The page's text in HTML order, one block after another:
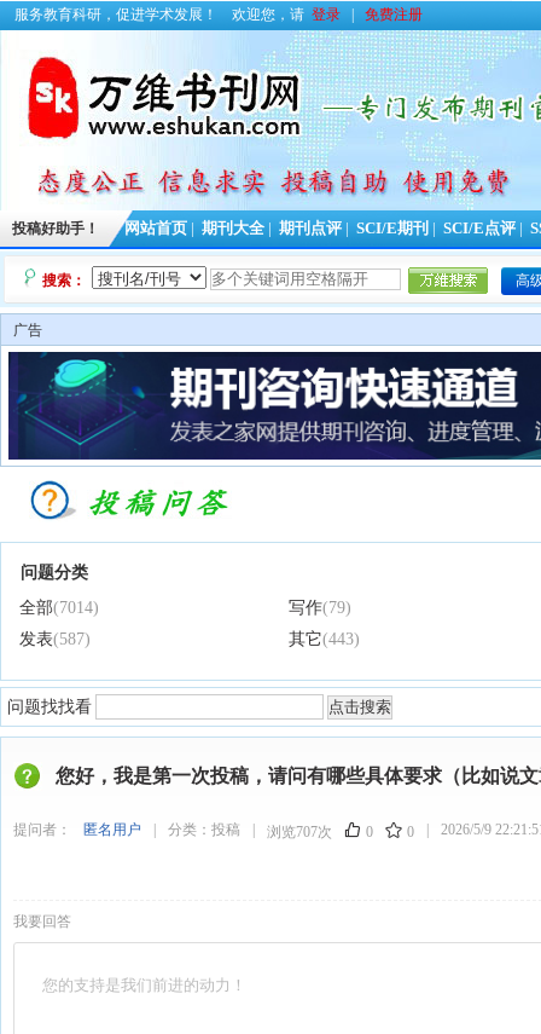
服务教育科研，促进学术发展！ 欢迎您，请 登录 免费注册
投稿好助手！ 网站首页 期刊大全 期刊点评 SCI/E期刊 SCI/E点评
搜索： 高
广告
问题分类
全部(7014) 写作(79)
发表(587) 其它(443)
问题找找看
您好，我是第一次投稿，请问有哪些具体要求（比如说
提问者： 匿名用户 分类： 投稿 浏览707次 0 0 2026/5/9
我要回答